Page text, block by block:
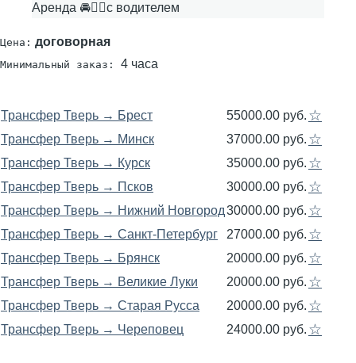
Аренда 🚘👨‍✈с водителем
Цена: договорная
Минимальный заказ: 4 часа
Трансфер Тверь → Брест 55000.00 руб. ☆
Трансфер Тверь → Минск 37000.00 руб. ☆
Трансфер Тверь → Курск 35000.00 руб. ☆
Трансфер Тверь → Псков 30000.00 руб. ☆
Трансфер Тверь → Нижний Новгород30000.00 руб. ☆
Трансфер Тверь → Санкт-Петербург 27000.00 руб. ☆
Трансфер Тверь → Брянск 20000.00 руб. ☆
Трансфер Тверь → Великие Луки 20000.00 руб. ☆
Трансфер Тверь → Старая Русса 20000.00 руб. ☆
Трансфер Тверь → Череповец 24000.00 руб. ☆